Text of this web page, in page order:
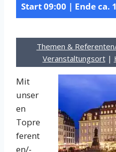
Start 09:00 | Ende ca.
Themen &
Veranstaltungsort|
Mit
unser
en
Topre
ferent
en/-